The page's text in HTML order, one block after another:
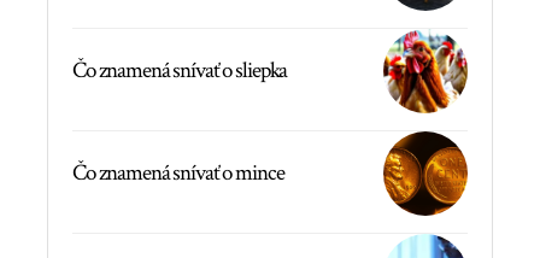
Čo znamená snívať o sliepka
Čo znamená snívať o mince